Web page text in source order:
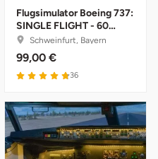
Flugsimulator Boeing 737:
SINGLE FLIGHT - 60
Minuten
Schweinfurt, Bayern
99,00 €
36